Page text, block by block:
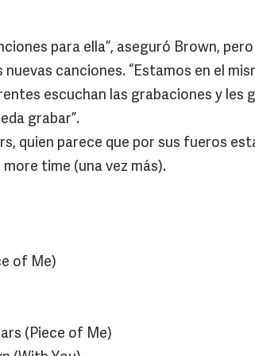
para ella”, aseguró Brown,
canciones. “Estamos en el
escuchan las grabaciones y les
grabar”.
quien parece que por sus fueros
time (una vez más).
of Me)
(Piece of Me)